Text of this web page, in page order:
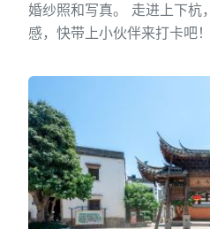
婚纱照和写真。 走进上下杭
感，快带上小伙伴来打卡吧！